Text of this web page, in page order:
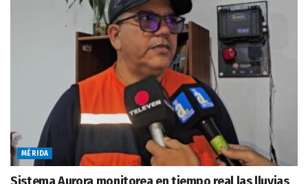
MÉRIDA
Sistema Aurora monitorea en tiempo real las lluvias